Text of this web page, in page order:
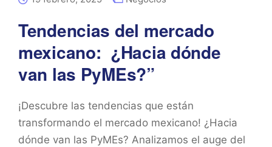
Tendencias del mercado
mexicano: ¿Hacia dónde
van las PyMEs?”
¡Descubre las tendencias que están
transformando el mercado mexicano! ¿Hacia
dónde van las PyMEs? Analizamos el auge del